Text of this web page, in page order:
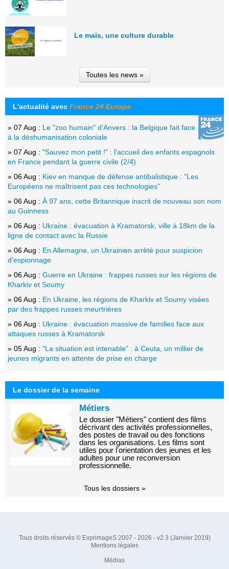
Le maïs, une culture durable
Toutes les news »
L'actualité avec France 24 Europe
» 07 Aug : Le "zoo humain" d'Anvers : la Belgique fait face
à la déshumanisation coloniale
» 07 Aug : "Sauvez mon petit !" : l'accueil des enfants espagnols
en France pendant la guerre civile (2/4)
» 06 Aug : Kiev en manque de défense antibalistique : "Les
Européens ne maîtrisent pas ces technologies"
» 06 Aug : À 97 ans, cette Britannique inscrit de nouveau son nom
au Guinness
» 06 Aug : Ukraine : évacuation à Kramatorsk, ville à 18km de la
ligne de contact avec la Russie
» 06 Aug : En Allemagne, un Ukrainien arrêté pour suspicion
d'espionnage
» 06 Aug : Guerre en Ukraine : frappes russes sur les régions de
Kharkiv et Soumy
» 06 Aug : En Ukraine, les régions de Kharkiv et Soumy visées
par des frappes russes meurtrières
» 06 Aug : Ukraine : évacuation massive de familles face aux
attaques russes à Kramatorsk
» 05 Aug : "La situation est intenable" : à Ceuta, un millier de
jeunes migrants en attente de prise en charge
Le dossier de la semaine
Métiers
Le dossier "Métiers" contient des films
décrivant des activités professionnelles,
des postes de travail ou des fonctions
dans les organisations. Les films sont
utiles pour l'orientation des jeunes et les
adultes pour une reconversion
professionnelle.
Tous les dossiers »
Tous droits réservés © ExprimageS 2007 - 2026 - v2.3 (Janvier 2019)
Mentions légales
Médias